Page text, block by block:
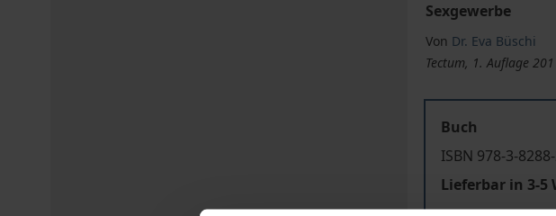
Sexgewerbe
Von Dr. Eva Büschi
Tectum, 1. Auflage
Buch
ISBN 978-3-
Lieferbar in 3-5